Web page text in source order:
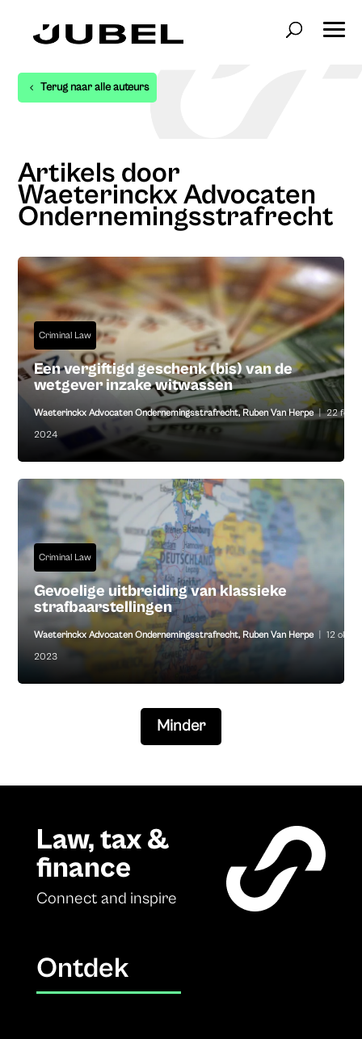
Terug naar alle auteurs
Artikels door
Waeterinckx Advocaten
Ondernemingsstrafrecht
Criminal Law
Een vergiftigd geschenk (bis) van de
wetgever inzake witwassen
Waeterinckx Advocaten Ondernemingsstrafrecht, Ruben Van Herpe | 22 feb
2024
Criminal Law
Gevoelige uitbreiding van klassieke
strafbaarstellingen
Waeterinckx Advocaten Ondernemingsstrafrecht, Ruben Van Herpe 12 okt
2023
Minder
Law, tax &
finance
Connect and inspire
Ontdek